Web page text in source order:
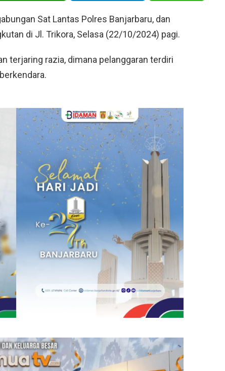
Sat Lantas Polres Banjarbaru, dan
di Jl. Trikora, Selasa (22/10/2024) pagi.
terjaring razia, dimana pelanggaran terdiri